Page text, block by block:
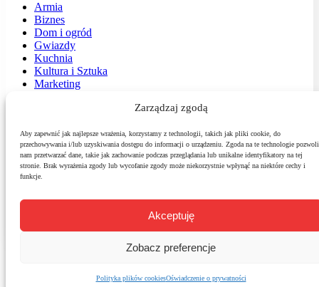
Zarządzaj zgodą
Aby zapewnić jak najlepsze wrażenia, korzystamy z technologii, takich jak pliki cookie, do
przechowywania i/lub uzyskiwania dostępu do informacji o urządzeniu. Zgoda na te technologie pozwoli
nam przetwarzać dane, takie jak zachowanie podczas przeglądania lub unikalne identyfikatory na tej
stronie. Brak wyrażenia zgody lub wycofanie zgody może niekorzystnie wpłynąć na niektóre cechy i
funkcje.
Akceptuję
Zobacz preferencje
Polityka plików cookiesOświadczenie o prywatności
Armia
Biznes
Dom i ogród
Gwiazdy
Kuchnia
Kultura i Sztuka
Marketing
Podróże
Polityka
Sport
Środowisko
Technologie